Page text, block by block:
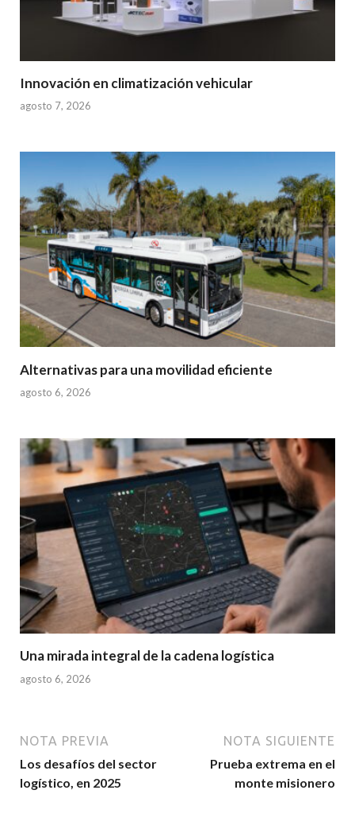
Innovación en climatización vehicular
agosto 7, 2026
Alternativas para una movilidad eficiente
agosto 6, 2026
Una mirada integral de la cadena logística
agosto 6, 2026
NOTA PREVIA
Los desafíos del sector
logístico, en 2025
NOTA SIGUIENTE
Prueba extrema en el
monte misionero